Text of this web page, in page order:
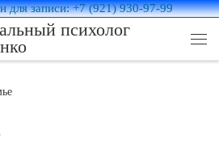
для записи: +7 (921) 930-97-99
психолог